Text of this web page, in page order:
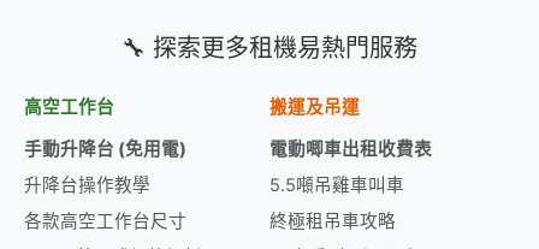
🔧 探索更多租機易熱門服務
高空工作台
手動升降台 (免用電)
升降台操作教學
各款高空工作台尺寸
搬運及吊運
電動唧車出租收費表
5.5噸吊雞車叫車
終極租吊車攻略